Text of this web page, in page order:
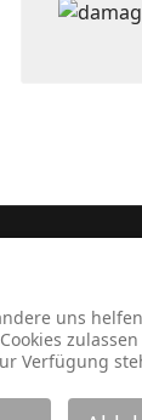
uns
zulassen
Verfügung